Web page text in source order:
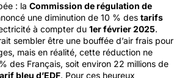
: la Commission de régulation de
une diminution de 10 % des tarifs
à compter du 1er février 2025.
sembler être une bouffée d’air frais pour
mais en réalité, cette réduction ne
des Français, soit environ 22 millions de
bleu d’EDF. Pour ces heureux